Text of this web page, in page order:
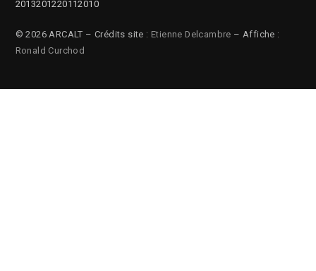
2013201220112010
© 2026 ARCALT – Crédits site : Etienne Delcambre – Affiche :
Ronald Curchod